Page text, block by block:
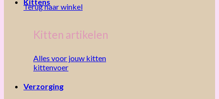
Terug naar winkel
Kittens
Kitten artikelen
Alles voor jouw kitten
kittenvoer
Verzorging